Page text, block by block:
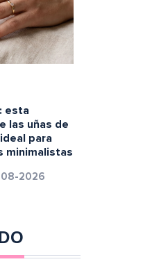
esta
las uñas de
para
minimalistas
2026